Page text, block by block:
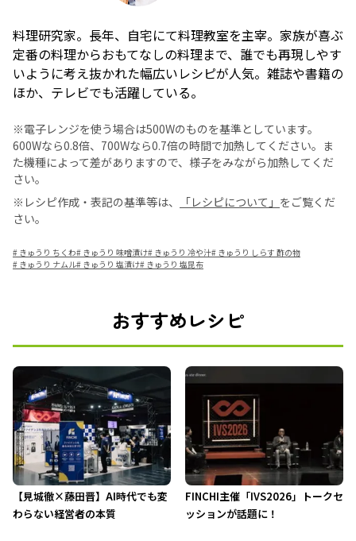
料理研究家。長年、自宅にて料理教室を主宰。家族が喜ぶ
定番の料理からおもてなしの料理まで、誰でも再現しやす
いように考え抜かれた幅広いレシピが人気。雑誌や書籍の
ほか、テレビでも活躍している。
※電子レンジを使う場合は500Wのものを基準としています。
600Wなら0.8倍、700Wなら0.7倍の時間で加熱してください。ま
た機種によって差がありますので、様子をみながら加熱してくだ
さい。
※レシピ作成・表記の基準等は、
「レシピについて」 をご覧くだ
さい。
# きゅうり ちくわ# きゅうり 味噌漬け# きゅうり 冷や汁# きゅうり しらす 酢の物
# きゅうり ナムル# きゅうり 塩漬け# きゅうり 塩昆布
おすすめレシピ
【見城徹×藤田晋】AI時代でも変
わらない経営者の本質
FINCHI主催「IVS2026」トークセ
ッションが話題に！